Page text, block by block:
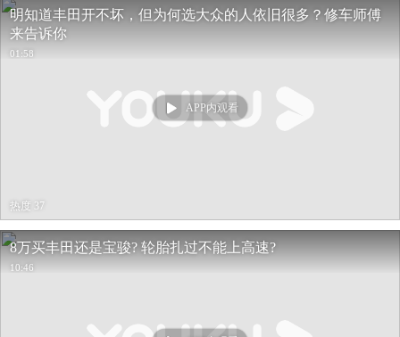
明知道丰田开不坏，但为何选大众的人依旧很多？修车师傅
来告诉你
01:58
APP内观看
热度 37
8万买丰田还是宝骏? 轮胎扎过不能上高速?
10:46